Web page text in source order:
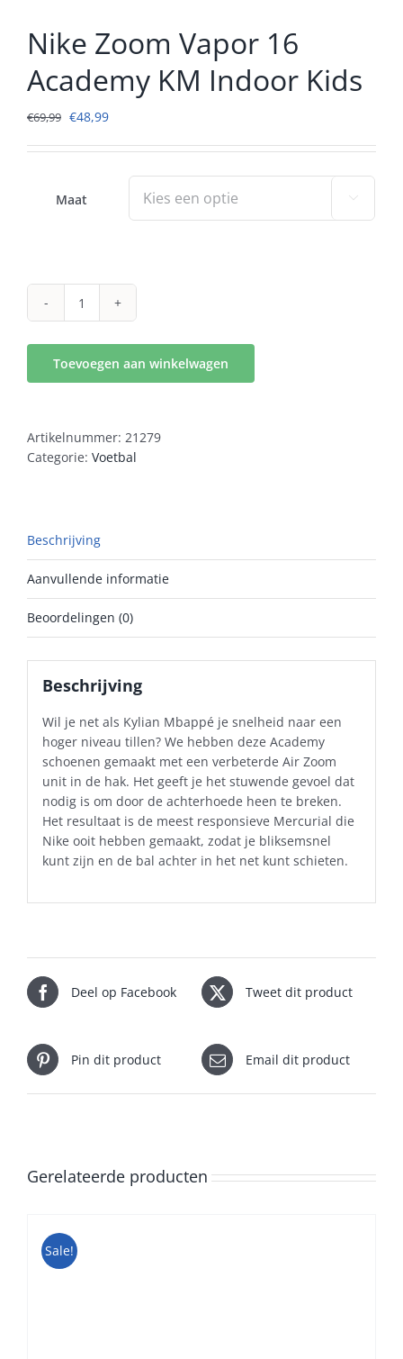
Nike Zoom Vapor 16
Academy KM Indoor Kids
€69,99 Oorspronkelijke
was:
€48,99Huidige
is:
€48,99.
Maat

Nike
16
Kids
Toevoegen aan winkelwagen
Artikelnummer: 21279
Categorie: Voetbal
Beschrijving
Aanvullende informatie
Beoordelingen (0)
Beschrijving
Wil je net als Kylian Mbappé je snelheid naar een
hoger niveau tillen? We hebben deze Academy
schoenen gemaakt met een verbeterde Air Zoom
unit in de hak. Het geeft je het stuwende gevoel dat
nodig is om door de achterhoede heen te breken.
Het resultaat is de meest responsieve Mercurial die
Nike ooit hebben gemaakt, zodat je bliksemsnel
kunt zijn en de bal achter in het net kunt schieten.
Deel op Facebook Tweet dit product
Pin dit product Email dit product
Gerelateerde producten
Sale!